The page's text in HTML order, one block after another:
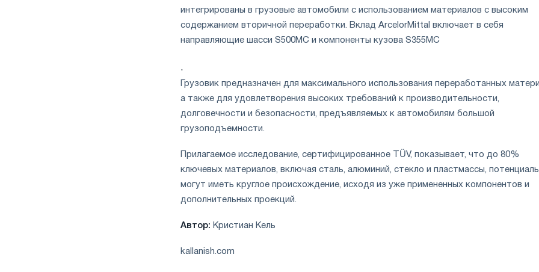
интегрированы в грузовые автомобили с использованием материалов с высоким
содержанием вторичной переработки. Вклад ArcelorMittal включает в себя
направляющие шасси S500MC и компоненты кузова S355MC
.
Грузовик предназначен для максимального использования переработанных
а также для удовлетворения высоких требований к производительности,
долговечности и безопасности, предъявляемых к автомобилям большой
грузоподъемности.
Прилагаемое исследование, сертифицированное TÜV, показывает, что до 80%
ключевых материалов, включая сталь, алюминий, стекло и пластмассы,
могут иметь круглое происхождение, исходя из уже примененных компонентов и
дополнительных проекций.
Автор: Кристиан Кель
kallanish.com